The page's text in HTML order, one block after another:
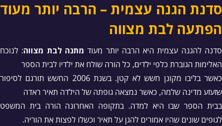
סדנת הגנה עצמית – הרבה יותר מעוד
הפתעה לבת מצווה
סדנה להגנה עצמית היא הרבה יותר מעוד מתנה לבת מצווה: לנוכח
האלימות הגוברת כלפי ילדים, כל הורה שולח את ילדיו לבית הספר
כאשר בליבו מקונן חשש לא קטן. בשנת 2006 החשש תורגם לסיפור
שזעזע מדינה שלמה, כאשר נמצאה גופתה של הילדה תאיר ראדה
בבית הספר שבו היא למדה. בתקופה האחרונה הורה בית המשפט
לגופים שונים שהיו אמורים להגן על תאיר וכשלו לפצות את הוריה.